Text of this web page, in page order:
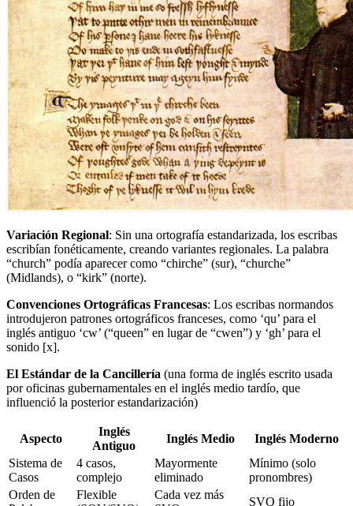
Variación Regional: Sin una ortografía estandarizada, los escribas
escribían fonéticamente, creando variantes regionales. La palabra
“church” podía aparecer como “chirche” (sur), “churche”
(Midlands), o “kirk” (norte).
Convenciones Ortográficas Francesas: Los escribas normandos
introdujeron patrones ortográficos franceses, como ‘qu’ para el
inglés antiguo ‘cw’ (“queen” en lugar de “cwen”) y ‘gh’ para el
sonido [x].
El Estándar de la Cancillería (una forma de inglés escrito usada
por oficinas gubernamentales en el inglés medio tardío, que
influenció la posterior estandarización)
Aspecto
Inglés
Antiguo
Inglés Medio
Inglés Moderno
Sistema de
Casos
4 casos,
complejo
Mayormente
eliminado
Mínimo (solo
pronombres)
Orden de
Flexible
Cada vez más
SVO fijo